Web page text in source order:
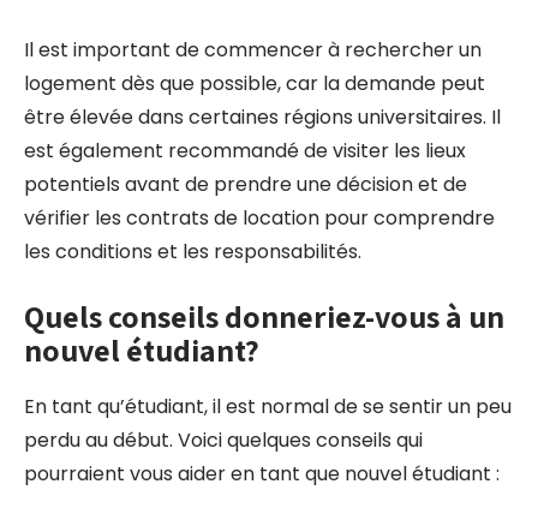
Il est important de commencer à rechercher un
logement dès que possible, car la demande peut
être élevée dans certaines régions universitaires. Il
est également recommandé de visiter les lieux
potentiels avant de prendre une décision et de
vérifier les contrats de location pour comprendre
les conditions et les responsabilités.
Quels conseils donneriez-vous à un
nouvel étudiant?
En tant qu’étudiant, il est normal de se sentir un peu
perdu au début. Voici quelques conseils qui
pourraient vous aider en tant que nouvel étudiant :